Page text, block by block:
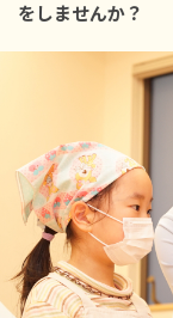
をしませんか？